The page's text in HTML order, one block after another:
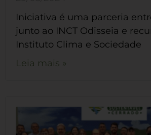
Iniciativa é uma parceria
junto ao INCT Odisseia e
Instituto Clima e Sociedade
Leia mais »